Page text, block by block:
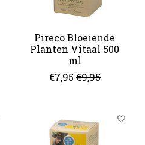
Pireco Bloeiende
Planten Vitaal 500
ml
€7,95 €9,95